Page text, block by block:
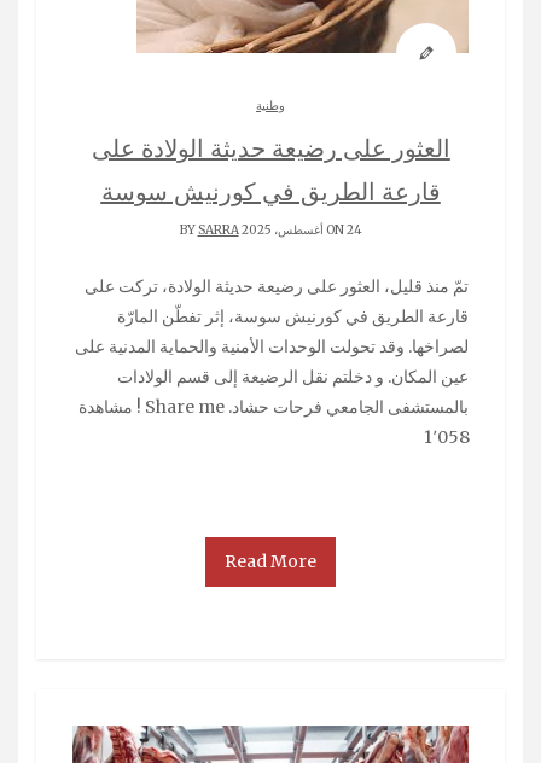
وطنية
العثور على رضيعة حديثة الولادة على
قارعة الطريق في كورنيش سوسة
ON 24 أغسطس، 2025 BY SARRA
تمّ منذ قليل، العثور على رضيعة حديثة الولادة، تركت على
قارعة الطريق في كورنيش سوسة، إثر تفطّن المارّة
لصراخها. وقد تحولت الوحدات الأمنية والحماية المدنية على
عين المكان. و دخلتم نقل الرضيعة إلى قسم الولادات
بالمستشفى الجامعي فرحات حشاد. Share me ! مشاهدة
1٬058
Read More